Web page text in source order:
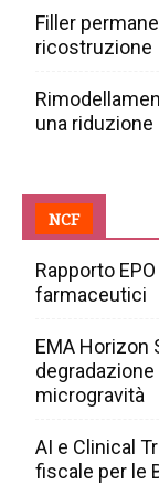
Filler
ricostruzione
una
NCF
Rapporto
farmaceutici
EMA Horizon
microgravità
AI e Clinical
fiscale per le